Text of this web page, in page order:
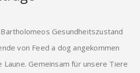
Gesundheitszustand
von Feed a dog angekommen
Laune. Gemeinsam für unsere Tiere